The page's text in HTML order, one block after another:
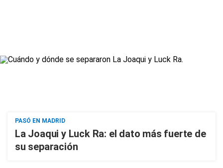
PASÓ EN MADRID
La Joaqui y Luck Ra: el dato más fuerte de
su separación